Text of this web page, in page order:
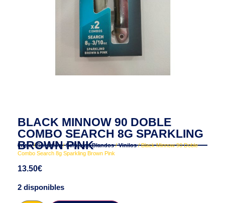
BLACK MINNOW 90 DOBLE
COMBO SEARCH 8G SPARKLING
BROWN PINK
Inicio/Señuelos/Señuelos Blandos/Vinilos/ Black Minnow 90 Doble
Combo Search 8g Sparkling Brown Pink
13.50€
2 disponibles